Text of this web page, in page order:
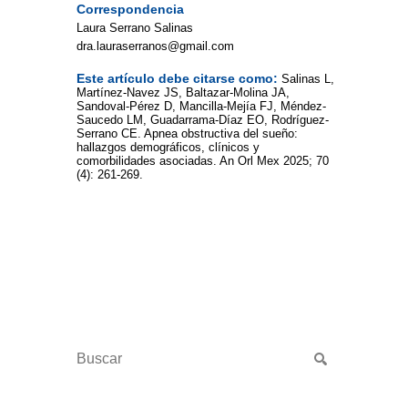
Correspondencia
Laura Serrano Salinas
dra.lauraserranos@gmail.com
Este artículo debe citarse como: Salinas L,
Martínez-Navez JS, Baltazar-Molina JA,
Sandoval-Pérez D, Mancilla-Mejía FJ, Méndez-
Saucedo LM, Guadarrama-Díaz EO, Rodríguez-
Serrano CE. Apnea obstructiva del sueño:
hallazgos demográficos, clínicos y
comorbilidades asociadas. An Orl Mex 2025; 70
(4): 261-269.